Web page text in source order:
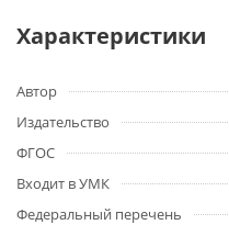
Характеристики
Автор
Издательство
ФГОС
Входит в УМК
Федеральный перечень